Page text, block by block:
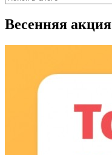
Весенняя акция